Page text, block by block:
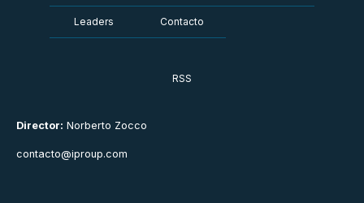
Director: Norberto Zocco
contacto@iproup.com
Leaders Contacto
RSS